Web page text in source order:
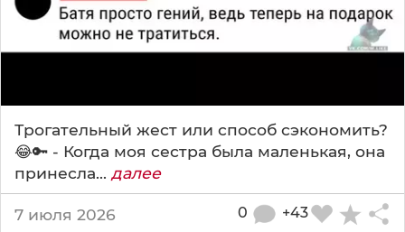
Трогательный жест или способ сэкономить?
😂🔑 - Когда моя сестра была маленькая, она
принесла... далее
7 июля 2026 +43
0